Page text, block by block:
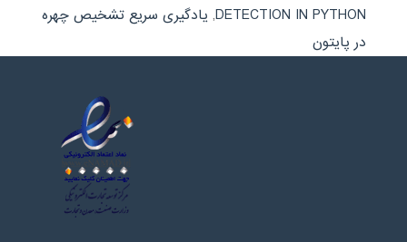
DETECTION IN PYTHON
, یادگیری سریع تشخیص چهره
در پایتون